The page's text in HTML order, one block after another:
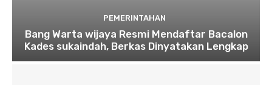
PEMERINTAHAN
Bang Warta wijaya Resmi Mendaftar Bacalon
Kades sukaindah, Berkas Dinyatakan Lengkap